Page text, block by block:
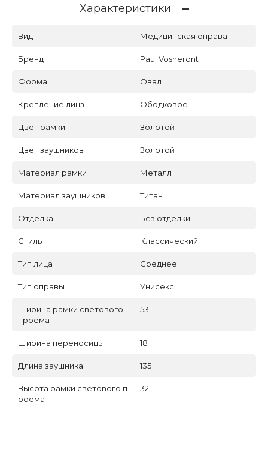
Характеристики
Вид Медицинская оправа
Бренд Paul Vosheront
Форма Овал
Крепление линз Ободковое
Цвет рамки Золотой
Цвет заушников Золотой
Материал рамки Металл
Материал заушников Титан
Отделка Без отделки
Стиль Классический
Тип лица Среднее
Тип оправы Унисекс
Ширина рамки светового
проема
53
Ширина переносицы 18
Длина заушника 135
Высота рамки светового п
роема
32